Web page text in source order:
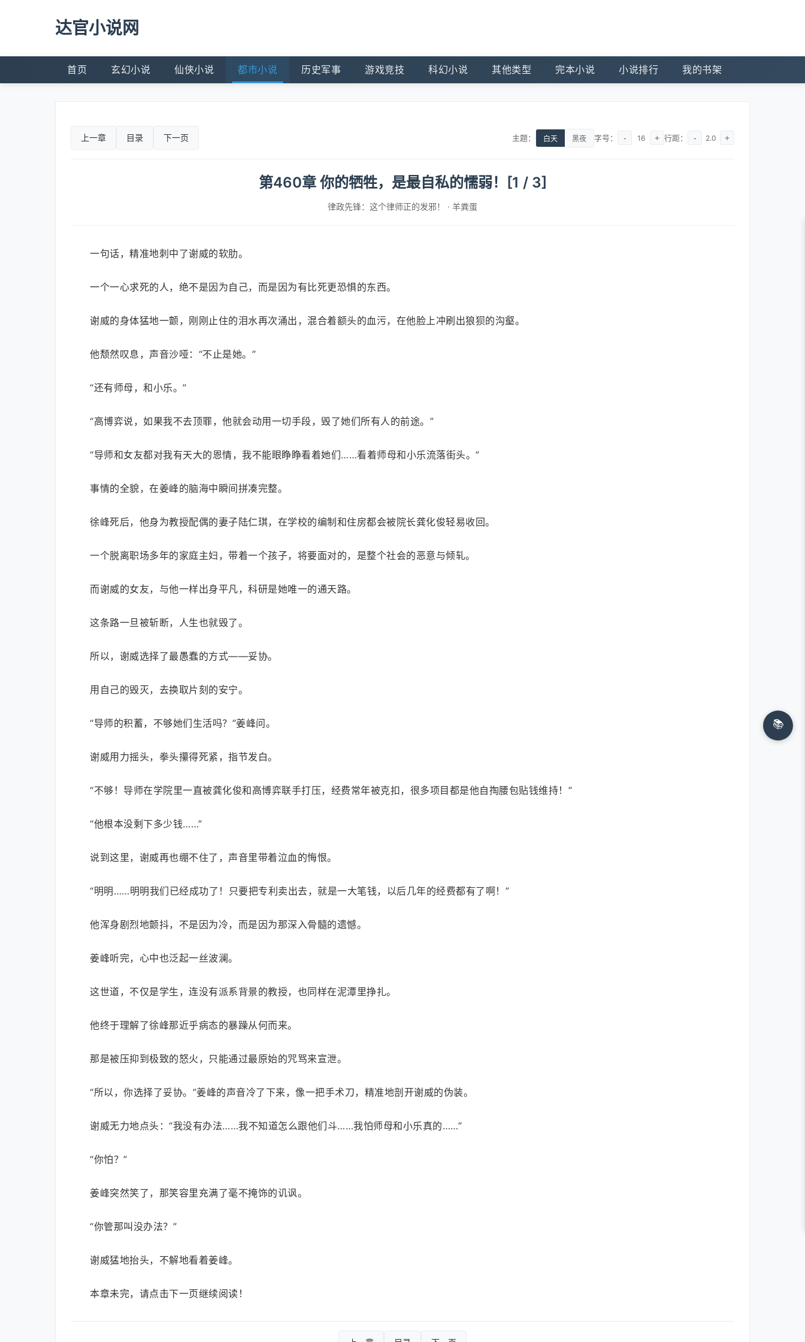
达官小说网
首页 玄幻小说 仙侠小说 都市小说 历史军事 游戏竞技 科幻小说 其他类型 完本小说 小说排行 我的书架
上一章 目录 下一页 主题： 白天 黑夜 字号： - 16 + 行距： - 2.0 +
第460章 你的牺牲，是最自私的懦弱！[1 / 3]
律政先锋：这个律师正的发邪！ · 羊粪蛋
一句话，精准地刺中了谢威的软肋。
一个一心求死的人，绝不是因为自己，而是因为有比死更恐惧的东西。
谢威的身体猛地一颤，刚刚止住的泪水再次涌出，混合着额头的血污，在他脸上冲刷出狼狈的沟壑。
他颓然叹息，声音沙哑：“不止是她。”
“还有师母，和小乐。”
“高博弈说，如果我不去顶罪，他就会动用一切手段，毁了她们所有人的前途。”
“导师和女友都对我有天大的恩情，我不能眼睁睁看着她们……看着师母和小乐流落街头。”
事情的全貌，在姜峰的脑海中瞬间拼凑完整。
徐峰死后，他身为教授配偶的妻子陆仁琪，在学校的编制和住房都会被院长龚化俊轻易收回。
一个脱离职场多年的家庭主妇，带着一个孩子，将要面对的，是整个社会的恶意与倾轧。
而谢威的女友，与他一样出身平凡，科研是她唯一的通天路。
这条路一旦被斩断，人生也就毁了。
所以，谢威选择了最愚蠢的方式——妥协。
用自己的毁灭，去换取片刻的安宁。
“导师的积蓄，不够她们生活吗？”姜峰问。
谢威用力摇头，拳头攥得死紧，指节发白。
“不够！导师在学院里一直被龚化俊和高博弈联手打压，经费常年被克扣，很多项目都是他自掏腰包贴钱维持！”
“他根本没剩下多少钱……”
说到这里，谢威再也绷不住了，声音里带着泣血的悔恨。
“明明……明明我们已经成功了！只要把专利卖出去，就是一大笔钱，以后几年的经费都有了啊！”
他浑身剧烈地颤抖，不是因为冷，而是因为那深入骨髓的遗憾。
姜峰听完，心中也泛起一丝波澜。
这世道，不仅是学生，连没有派系背景的教授，也同样在泥潭里挣扎。
他终于理解了徐峰那近乎病态的暴躁从何而来。
那是被压抑到极致的怒火，只能通过最原始的咒骂来宣泄。
“所以，你选择了妥协。”姜峰的声音冷了下来，像一把手术刀，精准地剖开谢威的伪装。
谢威无力地点头：“我没有办法……我不知道怎么跟他们斗……我怕师母和小乐真的……”
“你怕？”
姜峰突然笑了，那笑容里充满了毫不掩饰的讥讽。
“你管那叫没办法？”
谢威猛地抬头，不解地看着姜峰。
本章未完，请点击下一页继续阅读！
📚